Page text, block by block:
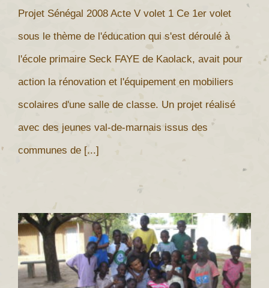
Projet Sénégal 2008 Acte V volet 1 Ce 1er volet
sous le thème de l'éducation qui s'est déroulé à
l'école primaire Seck FAYE de Kaolack, avait pour
action la rénovation et l'équipement en mobiliers
scolaires d'une salle de classe. Un projet réalisé
avec des jeunes val-de-marnais issus des
communes de [...]